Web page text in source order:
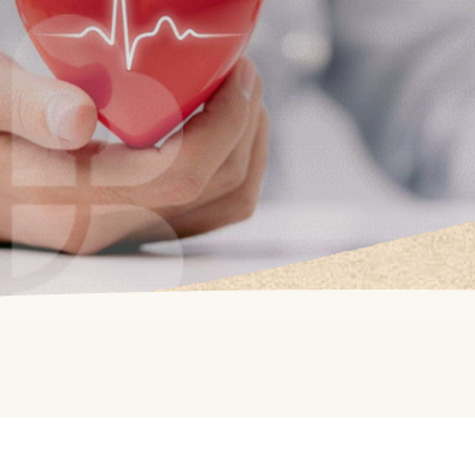
白塔隨筆
心事性事
輕盈人生
口吃大醫生
男性
功能